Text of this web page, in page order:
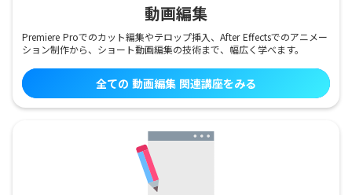
動画編集
Premiere Proでのカット編集やテロップ挿入、After Effectsでのアニメー
ション制作から、ショート動画編集の技術まで、幅広く学べます。
全ての 動画編集 関連講座をみる